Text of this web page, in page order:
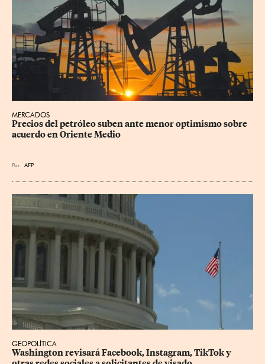
MERCADOS
Precios del petróleo suben ante menor optimismo sobre
acuerdo en Oriente Medio
Por AFP
GEOPOLÍTICA
Washington revisará Facebook, Instagram, TikTok y